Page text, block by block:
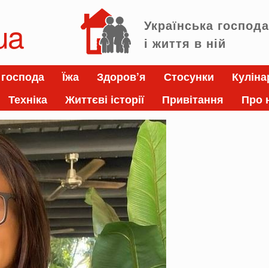
Українська господа
і життя в ній
Їжа Здоров’я Стосунки
Техніка Життєві історії Привітання Про